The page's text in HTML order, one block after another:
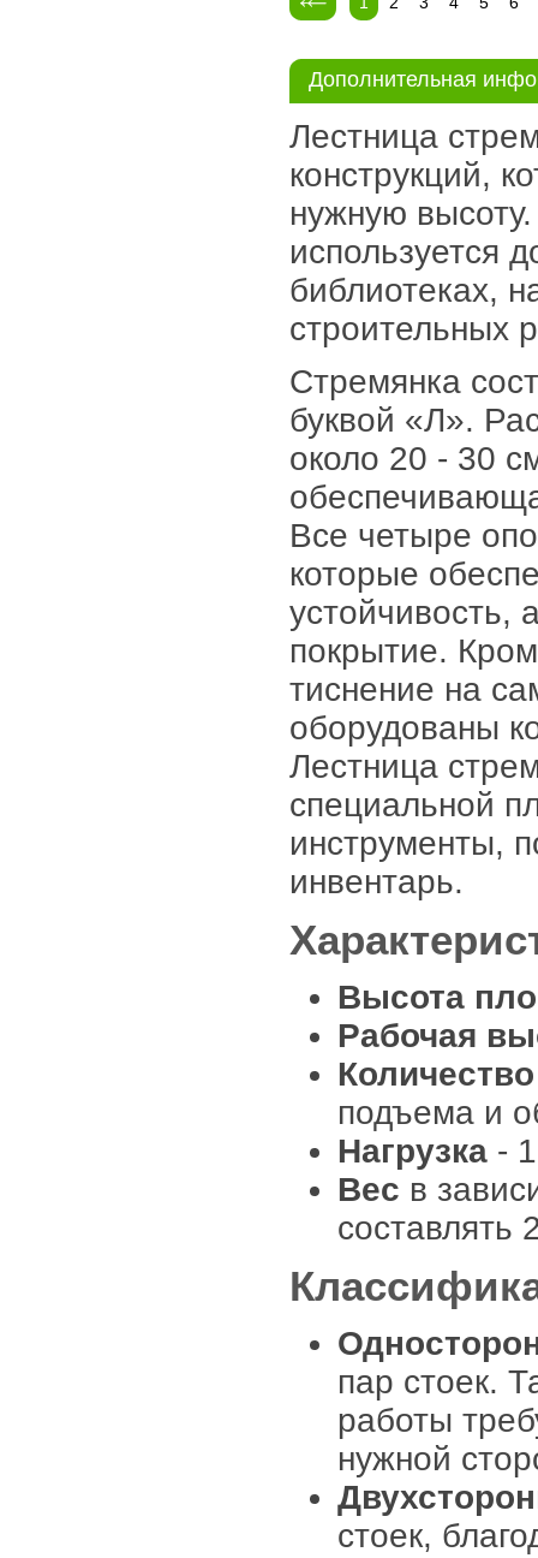
Дополнительная
Лестница
конструкций,
нужную
используется
библиотеках,
строительных
Стремянка
буквой «Л».
около 20 - 30
Все четыре
которые
устойчивость,
покрытие.
тиснение на
оборудованы
Лестница
специальной
инструменты,
инвентарь.
Высота
Рабочая
подъема и
Нагрузка -
Вес в
составлять
пар стоек.
работы
нужной
стоек,